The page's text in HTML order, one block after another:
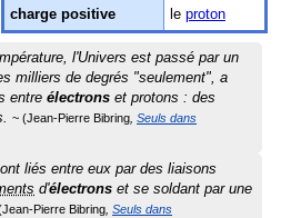
charge positive
le proton
l'Univers est passé par un
milliers de degrés "seulement", a
entre électrons et protons : des
Jean-Pierre Bibring Seuls dans
liés entre eux par des liaisons
d'électrons et se soldant par une
Jean-Pierre Bibring Seuls dans